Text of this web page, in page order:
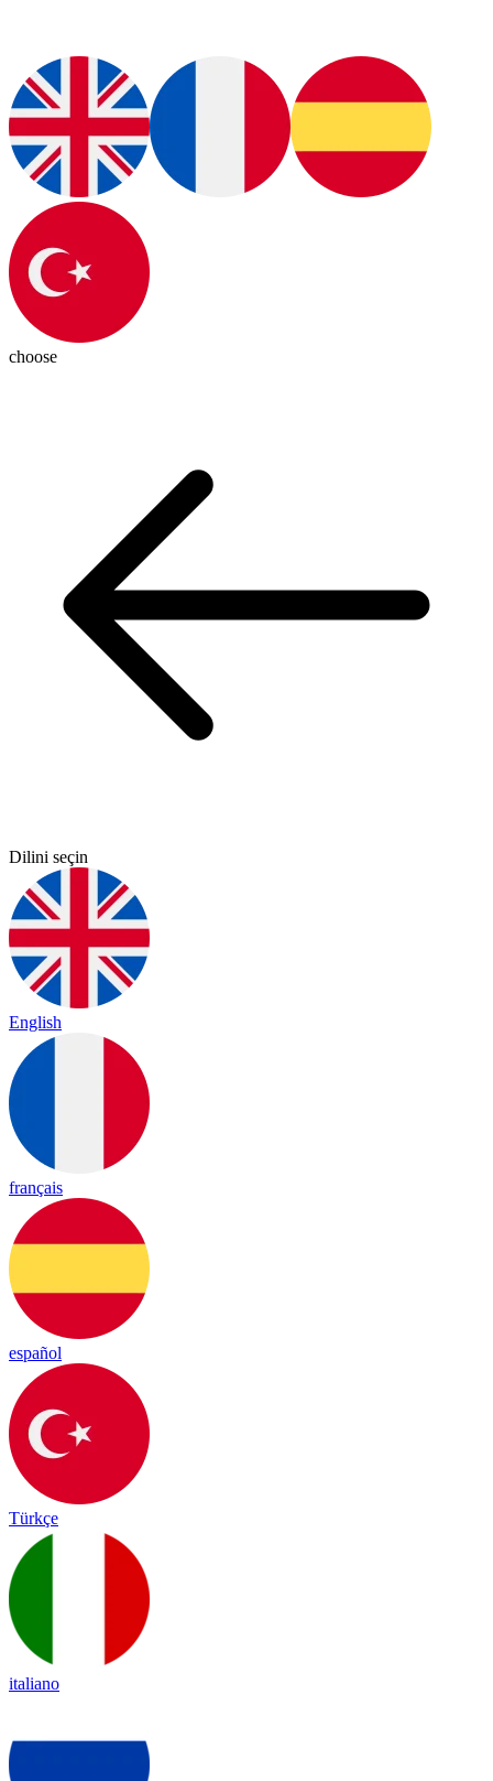
choose
Dilini seçin
English
français
español
Türkçe
italiano